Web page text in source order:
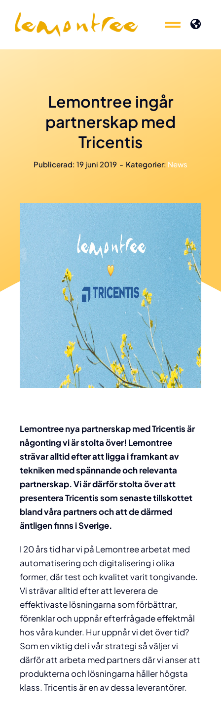
innehållet
Toggle
Toggle
Lemontree ingår
partnerskap med
Tricentis
Publicerad: 19 juni 2019 - Kategorier: News
Lemontree nya partnerskap med Tricentis är
någonting vi är stolta över! Lemontree
strävar alltid efter att ligga i framkant av
tekniken med spännande och relevanta
partnerskap. Vi är därför stolta över att
presentera Tricentis som senaste tillskottet
bland våra partners och att de därmed
äntligen finns i Sverige.
I 20 års tid har vi på Lemontree arbetat med
automatisering och digitalisering i olika
former, där test och kvalitet varit tongivande.
Vi strävar alltid efter att leverera de
effektivaste lösningarna som förbättrar,
förenklar och uppnår efterfrågade effektmål
hos våra kunder. Hur uppnår vi det över tid?
Som en viktig del i vår strategi så väljer vi
därför att arbeta med partners där vi anser att
produkterna och lösningarna håller högsta
klass. Tricentis är en av dessa leverantörer.